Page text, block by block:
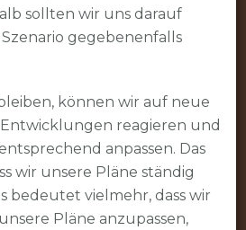
sollten wir uns darauf
gegebenenfalls
können wir auf neue
reagieren und
anpassen. Das
wir unsere Pläne ständig
bedeutet vielmehr, dass wir
Pläne anzupassen,